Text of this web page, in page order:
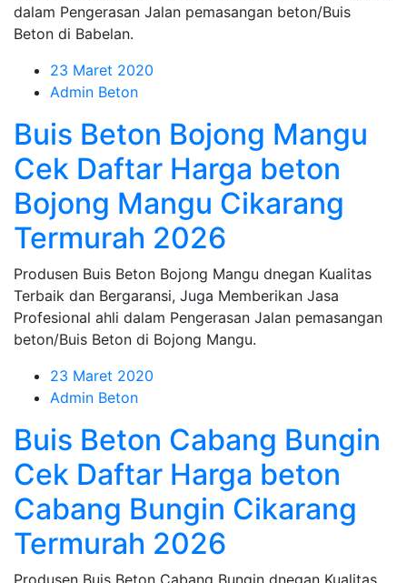
dalam Pengerasan Jalan pemasangan beton/Buis
Beton di Babelan.
23 Maret 2020
Admin Beton
Buis Beton Bojong Mangu
Cek Daftar Harga beton
Bojong Mangu Cikarang
Termurah 2026
Produsen Buis Beton Bojong Mangu dnegan Kualitas
Terbaik dan Bergaransi, Juga Memberikan Jasa
Profesional ahli dalam Pengerasan Jalan pemasangan
beton/Buis Beton di Bojong Mangu.
23 Maret 2020
Admin Beton
Buis Beton Cabang Bungin
Cek Daftar Harga beton
Cabang Bungin Cikarang
Termurah 2026
Produsen Buis Beton Cabang Bungin dnegan Kualitas